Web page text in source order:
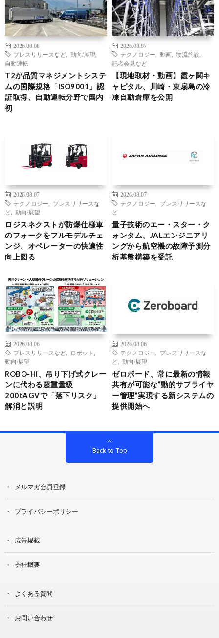
2026.08.08
プレスリリースなど
動向/展望
自動運転
T2が品質マネジメントシステ
ムの国際規格「ISO9001」認
証取得、自動運転分野で国内
初
2026.08.07
テクノロジー
動画 物流施設
記者会見など
【現地取材・動画】霞ヶ関キ
ャピタル、川崎・東扇島の冷
凍自動倉庫を公開
2026.08.07
テクノロジー
プレスリリースな
ど
動向/展望
ロジスネクストが防爆仕様車
のフォークをフルモデルチェ
ンジ、オペレーターの快適性
向上図る
2026.08.07
テクノロジー
プレスリリースな
ど
量子技術のエー・スター・ク
ォンタム、JALエンジニアリ
ングから航空機の故障予測分
析基盤構築を受託
2026.08.06
プレスリリースなど
ロボット
動向/展望
ROBO-HI、吊り下げ式クレー
ンに代わる超重量級
200tAGVで「落下リスク」
解消と説明
2026.08.06
テクノロジー
プレスリリースな
ど
動向/展望
ゼロボード、常に最新の情報
共有が可能な“動的サプライヤ
ー管理”実現する新システムの
提供開始へ
Back to Top
メルマガ会員登録
プライバシーポリシー
広告掲載
会社概要
よくある質問
お問い合わせ